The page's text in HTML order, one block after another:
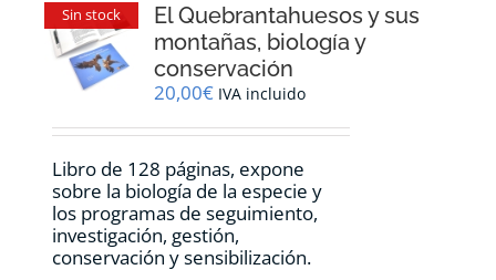
Sin stock
El Quebrantahuesos y sus
montañas, biología y
conservación
20,00€ IVA incluido
Libro de 128 páginas, expone
sobre la biología de la especie y
los programas de seguimiento,
investigación, gestión,
conservación y sensibilización.